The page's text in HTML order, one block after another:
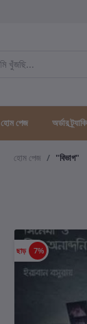
হোম পেজ অর্ডার
হোম পেজ
"বিভাগ"
ছাড় 7%